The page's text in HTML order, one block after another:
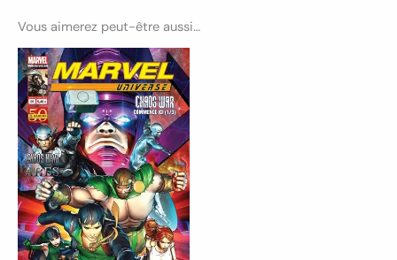
Vous aimerez peut-être aussi…